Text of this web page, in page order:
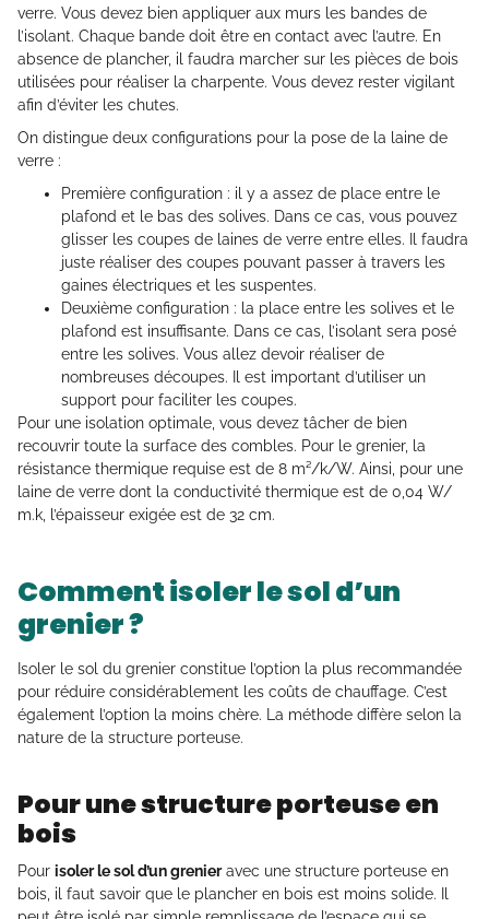
verre. Vous devez bien appliquer aux murs les bandes de
l’isolant. Chaque bande doit être en contact avec l’autre. En
absence de plancher, il faudra marcher sur les pièces de bois
utilisées pour réaliser la charpente. Vous devez rester vigilant
afin d’éviter les chutes.
On distingue deux configurations pour la pose de la laine de
verre :
Première configuration : il y a assez de place entre le
plafond et le bas des solives. Dans ce cas, vous pouvez
glisser les coupes de laines de verre entre elles. Il faudra
juste réaliser des coupes pouvant passer à travers les
gaines électriques et les suspentes.
Deuxième configuration : la place entre les solives et le
plafond est insuffisante. Dans ce cas, l’isolant sera posé
entre les solives. Vous allez devoir réaliser de
nombreuses découpes. Il est important d’utiliser un
support pour faciliter les coupes.
Pour une isolation optimale, vous devez tâcher de bien
recouvrir toute la surface des combles. Pour le grenier, la
résistance thermique requise est de 8 m²/k/W. Ainsi, pour une
laine de verre dont la conductivité thermique est de 0,04 W/
m.k, l’épaisseur exigée est de 32 cm.
Comment isoler le sol d’un
grenier ?
Isoler le sol du grenier constitue l’option la plus recommandée
pour réduire considérablement les coûts de chauffage. C’est
également l’option la moins chère. La méthode diffère selon la
nature de la structure porteuse.
Pour une structure porteuse en
bois
Pour isoler le sol d’un grenieravec une structure porteuse en
bois, il faut savoir que le plancher en bois est moins solide. Il